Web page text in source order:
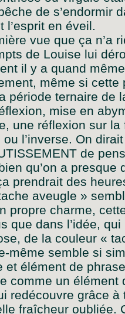
de s’endormir
l’esprit en éveil.
vue que ça n’a
de Louise lui
il y a quand
même si
période ternaire de
mise en
une réflexion sur
l’inverse. On
de
qu’on a presque
prendrait des
aveugle »
propre charme,
que dans l’idée,
de la couleur «
même semble si
et élément de
comme un élément
redécouvre grâce
fraîcheur oubliée.